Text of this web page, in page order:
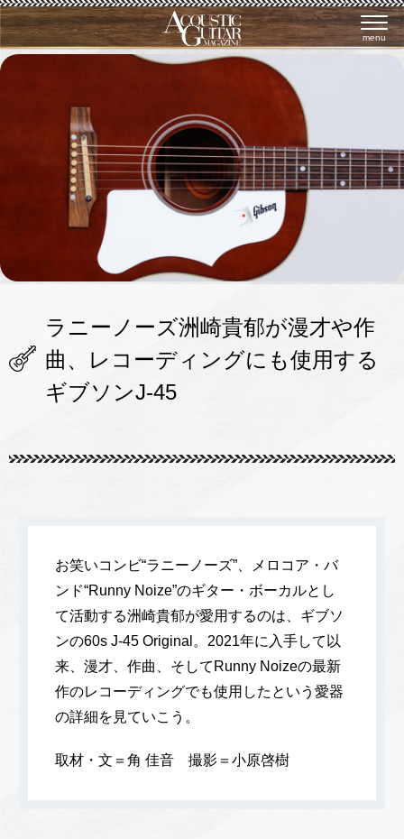
menu
ラニーノーズ洲崎貴郁が漫才や作
曲、レコーディングにも使用する
ギブソンJ-45
お笑いコンビ“ラニーノーズ”、メロコア・バ
ンド“Runny Noize”のギター・ボーカルとし
て活動する洲崎貴郁が愛用するのは、ギブソ
ンの60s J-45 Original。2021年に入手して以
来、漫才、作曲、そしてRunny Noizeの最新
作のレコーディングでも使用したという愛器
の詳細を見ていこう。
取材・文＝角 佳音 撮影＝小原啓樹